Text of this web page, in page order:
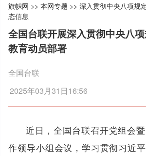
旗帜网 >>本网专题 >>深入贯彻中央八项规
态信息
全国台联开展深入贯彻中央八
教育动员部署
全国台联
2025年03月31日16:56
近日，全国台联召开党组会
作领导小组会议，学习贯彻习近